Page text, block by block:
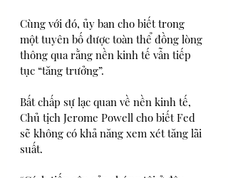
Cùng với đó, ủy ban cho biết trong
một tuyên bố được toàn thể đồng lòng
thông qua rằng nền kinh tế vẫn tiếp
tục “tăng trưởng”.
Bất chấp sự lạc quan về nền kinh tế,
Chủ tịch Jerome Powell cho biết Fed
sẽ không có khả năng xem xét tăng lãi
suất.